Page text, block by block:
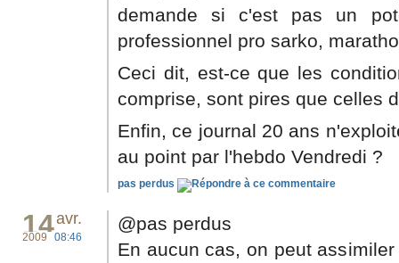
demande si c'est pas un
professionnel pro sarko,
Ceci dit, est-ce que les
comprise, sont pires que celles
Enfin, ce journal 20 ans
au point par l'hebdo Vendredi ?
pas perdus
14avr.
2009 08:46
@pas perdus
En aucun cas, on peut